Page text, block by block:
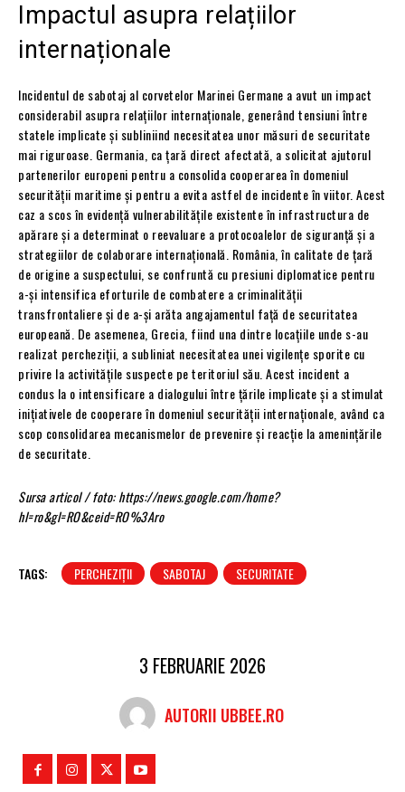
Impactul asupra relațiilor
internaționale
Incidentul de sabotaj al corvetelor Marinei Germane a avut un impact
considerabil asupra relațiilor internaționale, generând tensiuni între
statele implicate și subliniind necesitatea unor măsuri de securitate
mai riguroase. Germania, ca țară direct afectată, a solicitat ajutorul
partenerilor europeni pentru a consolida cooperarea în domeniul
securității maritime și pentru a evita astfel de incidente în viitor. Acest
caz a scos în evidență vulnerabilitățile existente în infrastructura de
apărare și a determinat o reevaluare a protocoalelor de siguranță și a
strategiilor de colaborare internațională. România, în calitate de țară
de origine a suspectului, se confruntă cu presiuni diplomatice pentru
a-și intensifica eforturile de combatere a criminalității
transfrontaliere și de a-și arăta angajamentul față de securitatea
europeană. De asemenea, Grecia, fiind una dintre locațiile unde s-au
realizat percheziții, a subliniat necesitatea unei vigilențe sporite cu
privire la activitățile suspecte pe teritoriul său. Acest incident a
condus la o intensificare a dialogului între țările implicate și a stimulat
inițiativele de cooperare în domeniul securității internaționale, având ca
scop consolidarea mecanismelor de prevenire și reacție la amenințările
de securitate.
Sursa articol / foto: https://news.google.com/home?
hl=ro&gl=RO&ceid=RO%3Aro
TAGS: PERCHEZIȚII SABOTAJ SECURITATE
3 FEBRUARIE 2026
AUTORII UBBEE.RO